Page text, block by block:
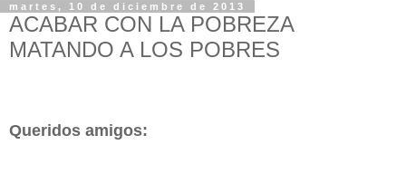
martes, 10 de diciembre de 2013
ACABAR CON LA POBREZA
MATANDO A LOS POBRES
Queridos amigos: